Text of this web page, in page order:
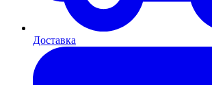
Доставка